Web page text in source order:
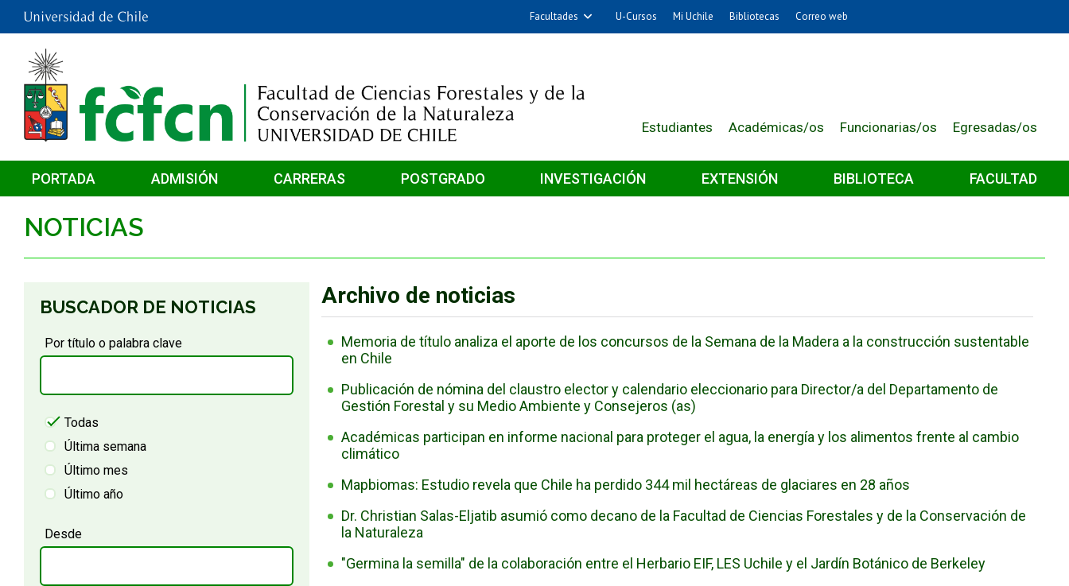
Facultades
Cs. Físicas y Matemáticas
Cs. Químicas y Farmacéuticas
Cs. Sociales
Derecho
Economía y Negocios
Filosofía y Humanidades
Gobierno
U-Cursos Mi Uchile Bibliotecas Correo web
Estudiantes Académicas/os Funcionarias/os Egresadas/os
PORTADA ADMISIÓN CARRERAS POSTGRADO INVESTIGACIÓN EXTENSIÓN BIBLIOTECA FACULTAD
NOTICIAS
BUSCADOR DE NOTICIAS
Por título o palabra clave
Todas
Última semana
Último mes
Último año
Desde
Archivo de noticias
Memoria de título analiza el aporte de los concursos de la Semana de la Madera a la construcción sustentable
en Chile
Publicación de nómina del claustro elector y calendario eleccionario para Director/a del Departamento de
Gestión Forestal y su Medio Ambiente y Consejeros (as)
Académicas participan en informe nacional para proteger el agua, la energía y los alimentos frente al cambio
climático
Mapbiomas: Estudio revela que Chile ha perdido 344 mil hectáreas de glaciares en 28 años
Dr. Christian Salas-Eljatib asumió como decano de la Facultad de Ciencias Forestales y de la Conservación de
la Naturaleza
"Germina la semilla" de la colaboración entre el Herbario EIF, LES Uchile y el Jardín Botánico de Berkeley